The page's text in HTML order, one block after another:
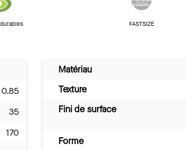
FASTSIZE
0.85
35
170
Matériau
Texture
Fini de surface
Forme